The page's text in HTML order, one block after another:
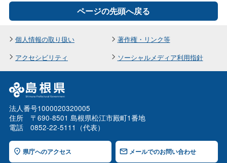
ページの先頭へ戻る
個人情報の取り扱い
著作権・リンク等
アクセシビリティ
ソーシャルメディア利用指針
法人番号1000020320005
住所 〒690-8501 島根県松江市殿町1番地
電話 0852-22-5111（代表）
県庁へのアクセス メールでのお問い合わせ